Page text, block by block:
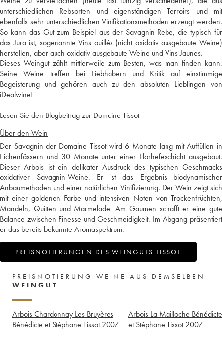
unterschiedlichen Rebsorten und eigenständigen Terroirs und mit
ebenfalls sehr unterschiedlichen Vinifikationsmethoden erzeugt werden.
So kann das Gut zum Beispiel aus der Savagnin-Rebe, die typisch für
das Jura ist, sogenannte Vins ouillés (nicht oxidativ ausgebaute Weine)
herstellen, aber auch oxidativ ausgebaute Weine und Vins Jaunes.
Dieses Weingut zählt mittlerweile zum Besten, was man finden kann.
Seine Weine treffen bei Liebhabern und Kritik auf einstimmige
Begeisterung und gehören auch zu den absoluten Lieblingen von
iDealwine!
Lesen Sie den Blogbeitrag zur Domaine Tissot
Über den Wein
Der Savagnin der Domaine Tissot wird 6 Monate lang mit Auffüllen in
Eichenfässern und 30 Monate unter einer Florhefeschicht ausgebaut.
Dieser Arbois ist ein delikater Ausdruck des typischen Geschmacks
oxidativer Savagnin-Weine. Er ist das Ergebnis biodynamischer
Anbaumethoden und einer natürlichen Vinifizierung. Der Wein zeigt sich
mit einer goldenen Farbe und intensiven Noten von Trockenfrüchten,
Mandeln, Quitten und Marmelade. Am Gaumen schafft er eine gute
Balance zwischen Finesse und Geschmeidigkeit. Im Abgang präsentiert
er das bereits bekannte Aromaspektrum.
PREISNOTIERUNGEN DES WEINGUTS TISSOT
PREISNOTIERUNG WEINE AUS DEMSELBEN
WEINGUT
Arbois Chardonnay Les Bruyères
Bénédicte et Stéphane Tissot 2007
Arbois La Mailloche Bénédicte
et Stéphane Tissot 2007